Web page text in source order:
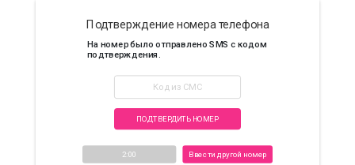
Подтверждение номера телефона
На номербыло отправлено SMS с кодом
подтверждения.
ПОДТВЕРДИТЬ НОМЕР
2:00 Ввести другой номер